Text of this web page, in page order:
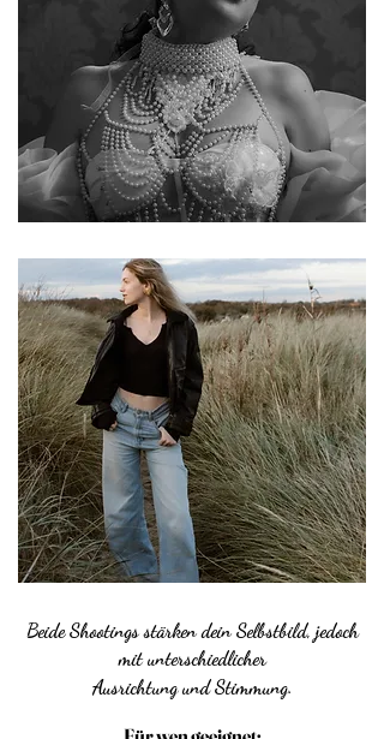
Beide Shootings stärken dein Selbstbild, jedoch
mit unterschiedlicher
Ausrichtungund Stimmung.